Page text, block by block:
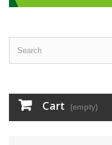
Cart (empty)